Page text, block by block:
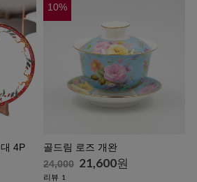
4P
10%
골드림 로즈 개완
24,000 21,600원
리뷰 1